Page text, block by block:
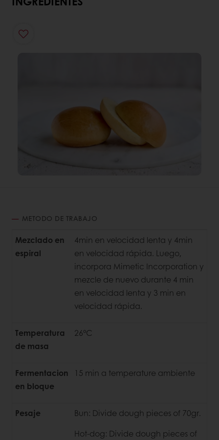
METODO DE TRABAJO
Mezclado en
espiral
4min en velocidad lenta y 4min
en velocidad rápida. Luego,
incorpora Mimetic Incorporation y
mezcle de nuevo durante 4 min
en velocidad lenta y 3 min en
velocidad rápida.
Temperatura
de masa
26°C
Fermentacion
en bloque
15 min a temperature ambiente
Pesaje
Bun: Divide dough pieces of 70gr.
Hot-dog: Divide dough pieces of